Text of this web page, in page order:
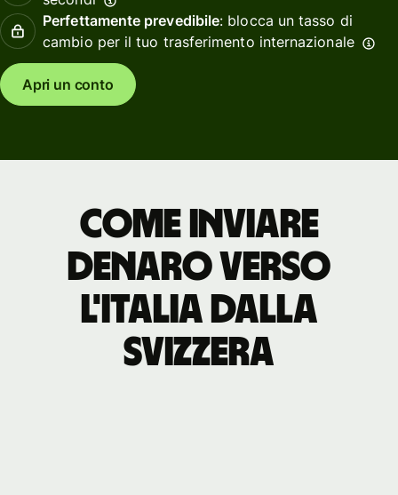
Perfettamente prevedibile: blocca un tasso di
cambio per il tuo trasferimento internazionale
Apri un conto
Come inviare
denaro verso
l'Italia dalla
Svizzera